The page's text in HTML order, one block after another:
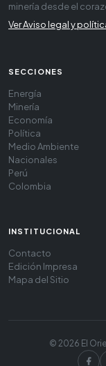
minería desde el
Ver Aviso legal y
SECCIONES
Energía
Minería
Economía
Política
Medio Ambiente
Nacionales
Perú
Colombia
INSTITUCIONAL
Contacto
Edición Impresa
Mapa del Sitio
© 2026 El